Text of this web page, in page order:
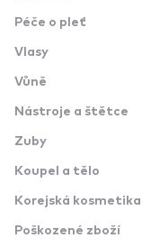
Péče o pleť
Vlasy
Vůně
Nástroje a štětce
Zuby
Koupel a tělo
Korejská kosmetika
Poškozené zboží